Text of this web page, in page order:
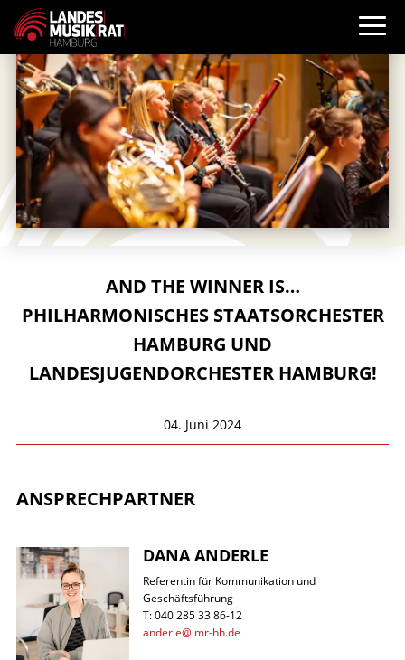
AND THE WINNER IS…
PHILHARMONISCHES STAATSORCHESTER
HAMBURG UND
LANDESJUGENDORCHESTER HAMBURG!
04. Juni 2024
ANSPRECHPARTNER
DANA ANDERLE
Referentin für Kommunikation und
Geschäftsführung
T: 040 285 33 86-12
anderle@lmr-hh.de